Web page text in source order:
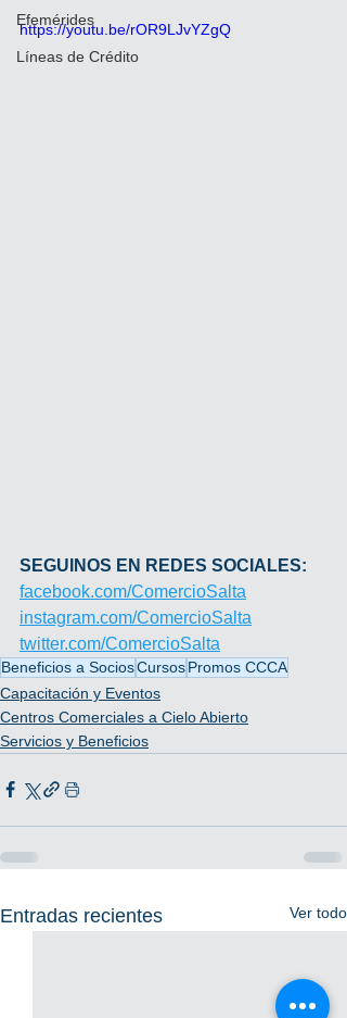
Efemérides
Líneas de Crédito
https://youtu.be/rOR9LJvYZgQ
SEGUINOS EN REDES SOCIALES:
facebook.com/ComercioSalta
instagram.com/ComercioSalta
twitter.com/ComercioSalta
Beneficios a SociosCursosPromos CCCA
Capacitación y Eventos
Centros Comerciales a Cielo Abierto
Servicios y Beneficios
Entradas recientes Ver todo